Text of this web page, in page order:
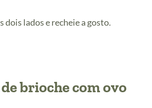
dois lados e recheie a gosto.
brioche com ovo